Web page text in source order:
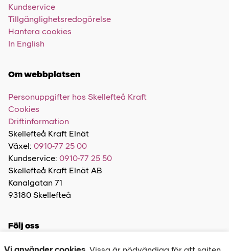
Kundservice
Tillgänglighetsredogörelse
Hantera cookies
In English
Om webbplatsen
Personuppgifter hos Skellefteå Kraft
Cookies
Driftinformation
Skellefteå Kraft Elnät
Växel: 0910-77 25 00
Kundservice: 0910-77 25 50
Skellefteå Kraft Elnät AB
Kanalgatan 71
93180 Skellefteå
Följ oss